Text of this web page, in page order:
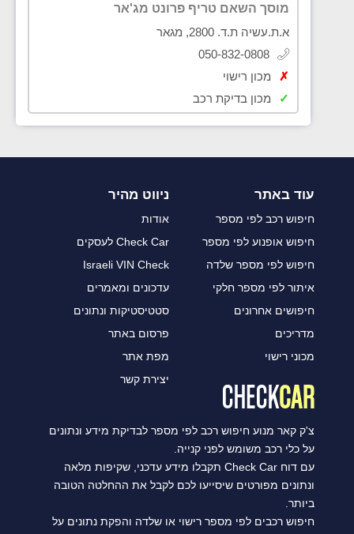
מוסך השאם טריף פרונט מג'אר
א.ת.עשיה ת.ד. 2800, מגאר
050-832-0808
✗
מכון רישוי
✓
מכון בדיקת רכב
עוד באתר
חיפוש רכב לפי מספר
חיפוש אופנוע לפי מספר
חיפוש לפי מספר שלדה
איתור לפי מספר חלקי
חיפושים אחרונים
מדריכים
מכוני רישוי
ניווט מהיר
אודות
Check Car לעסקים
Israeli VIN Check
עדכונים ומאמרים
סטטיסטיקות ונתונים
פרסום באתר
מפת אתר
יצירת קשר
צ'ק קאר מנוע חיפוש רכב לפי מספר לבדיקת מידע ונתונים
על כלי רכב משומש לפני קנייה.
עם דוח Check Car תקבלו מידע עדכני, שקיפות מלאה
ונתונים מפורטים שיסייעו לכם לקבל את ההחלטה הטובה
ביותר.
חיפוש רכבים לפי מספר רישוי או שלדה והפקת נתונים על